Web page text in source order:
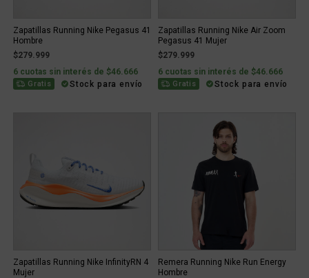
Zapatillas Running Nike Pegasus 41
Hombre
$279.999
6 cuotas sin interés de $46.666
Gratis Stock para envío
Zapatillas Running Nike Air Zoom
Pegasus 41 Mujer
$279.999
6 cuotas sin interés de $46.666
Gratis Stock para envío
Zapatillas Running Nike InfinityRN 4
Mujer
Remera Running Nike Run Energy
Hombre